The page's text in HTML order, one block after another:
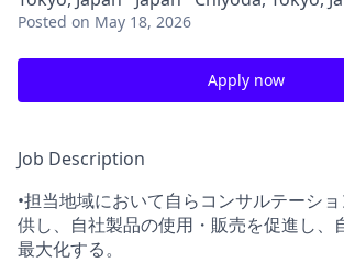
Posted on May 18, 2026
Apply now
Job Description
•担当地域において自らコンサルテーシ
供し、自社製品の使用・販売を促進し、
最大化する。